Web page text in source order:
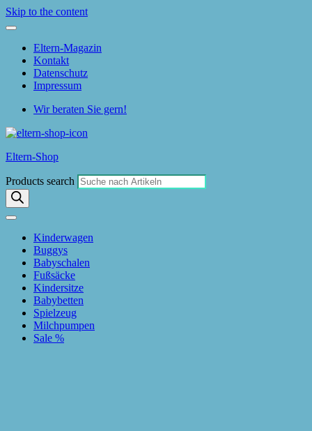
Skip to the content
Eltern-Magazin
Kontakt
Datenschutz
Impressum
Wir beraten Sie gern!
Eltern-Shop
Products search
Kinderwagen
Buggys
Babyschalen
Fußsäcke
Kindersitze
Babybetten
Spielzeug
Milchpumpen
Sale %